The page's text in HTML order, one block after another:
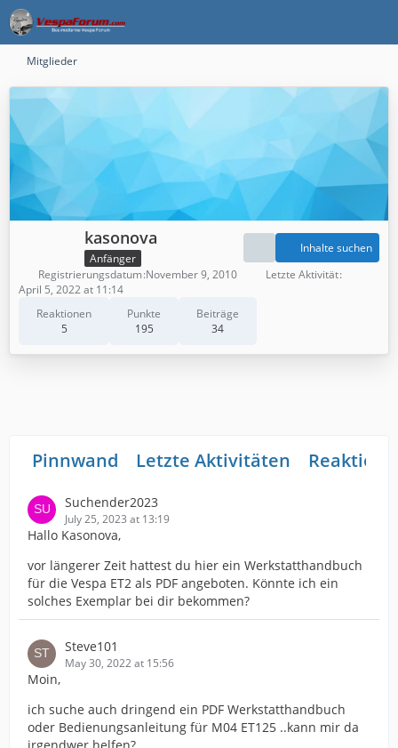
Mitglieder
kasonova
Anfänger
Reaktionen
5
Punkte
195
Beiträge
34
Inhalte suchen
Registrierungsdatum November 9, 2010
Letzte Aktivität
April 5, 2022 at 11:14
Pinnwand Letzte Aktivitäten
Suchender2023
July 25, 2023 at 13:19
Hallo Kasonova,
vor längerer Zeit hattest du hier ein Werkstatthandbuch
für die Vespa ET2 als PDF angeboten. Könnte ich ein
solches Exemplar bei dir bekommen?
Steve101
May 30, 2022 at 15:56
Moin,
ich suche auch dringend ein PDF Werkstatthandbuch
oder Bedienungsanleitung für M04 ET125 ..kann mir da